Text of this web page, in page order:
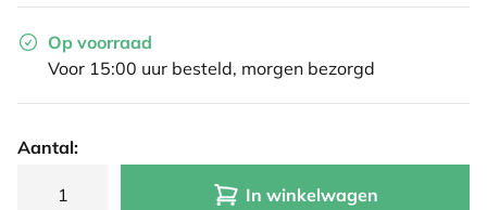
Op voorraad
Voor 15:00 uur besteld, morgen bezorgd
Aantal:
In winkelwagen